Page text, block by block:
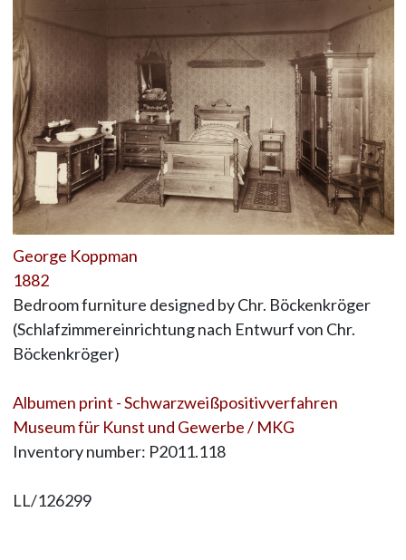
George Koppman
1882
Bedroom furniture designed by Chr. Böckenkröger
(Schlafzimmereinrichtung nach Entwurf von Chr.
Böckenkröger)
Albumen print - Schwarzweißpositivverfahren
Museum für Kunst und Gewerbe / MKG
Inventory number: P2011.118
LL/126299